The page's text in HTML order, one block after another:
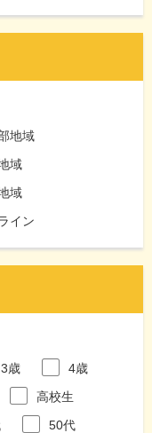
地域
域
域
イン
3歳
4歳
高校生
50代